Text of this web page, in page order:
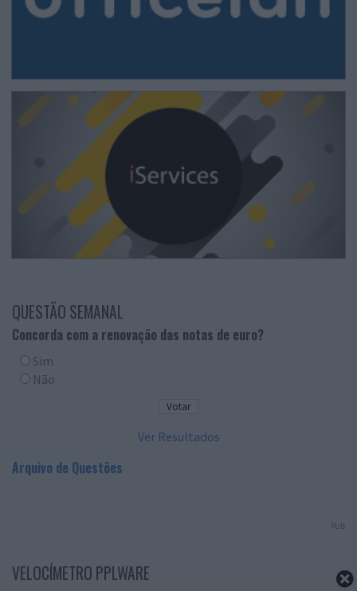
QUESTÃO SEMANAL
Concorda com a renovação das notas de euro?
Sim
Não
Ver Resultados
Arquivo de Questões
PUB
VELOCÍMETRO PPLWARE